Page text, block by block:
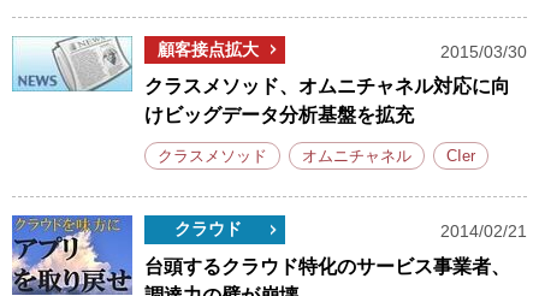
顧客接点拡大 2015/03/30
クラスメソッド、オムニチャネル対応に向
けビッグデータ分析基盤を拡充
クラスメソッド オムニチャネル CIer
クラウド 2014/02/21
台頭するクラウド特化のサービス事業者、